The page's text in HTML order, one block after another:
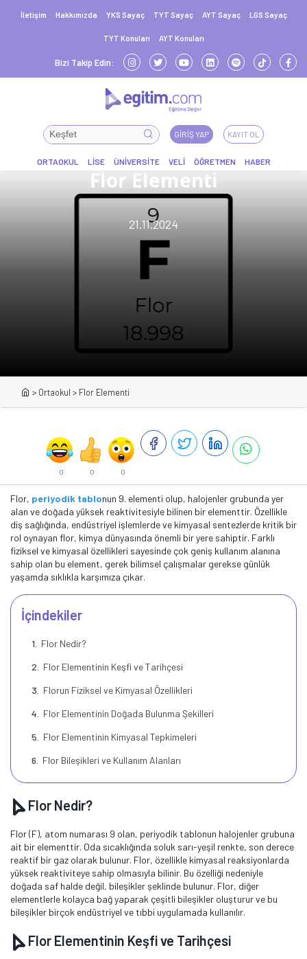
İletişim Hakkımızda YKS Sayaç TYT Sayaç AYT Sayaç LGS Sayaç
TYT Konuları AYT Konuları
Bizi Takip Edin:
GIRIŞ YAP KAYIT OL
Flor Elementi
21.11.2024
> Ortaokul > Flor Elementi
0 0 0
Flor, periyodik tablonun 9. elementi olup, halojenler grubunda yer
alan ve doğada yüksek reaktivitesiyle bilinen bir elementtir. Özellikle
diş sağlığında, endüstriyel işlemlerde ve kimyasal sentezlerde kritik bir
rol oynayan flor, kimya dünyasında önemli bir yere sahiptir. Farklı
fiziksel ve kimyasal özellikleri sayesinde çok geniş kullanım alanına
sahip olan bu element, gerek bilimsel çalışmalar gerekse günlük
yaşamda sıklıkla karşımıza çıkar.
İçindekiler
Flor Nedir?
Flor Elementinin Keşfi ve Tarihçesi
Florun Fiziksel ve Kimyasal Özellikleri
Flor Elementinin Doğada Bulunma Şekilleri
Flor Elementinin Kimyasal Tepkimeleri
Flor Bileşikleri ve Kullanım Alanları
Flor Nedir?
Flor (F), atom numarası 9 olan, periyodik tablonun halojenler grubuna
ait bir elementtir. Oda sıcaklığında soluk sarı-yeşil renkte, son derece
reaktif bir gaz olarak bulunur. Flor, özellikle kimyasal reaksiyonlarda
yüksek reaktiviteye sahip olmasıyla bilinir. Bu özelliği nedeniyle
doğada saf halde değil, bileşikler şeklinde bulunur. Flor, diğer
elementlerle kolayca bağ yaparak çeşitli bileşikler oluşturur ve bu
bileşikler birçok endüstriyel ve tıbbi uygulamada kullanılır.
Flor Elementinin Keşfi ve Tarihçesi